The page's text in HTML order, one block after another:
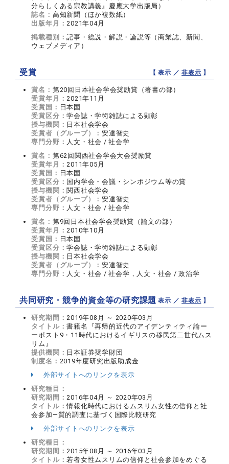
分らしくある宗教講義』慶應大学出版局）
誌名： 高知新聞（ほか複数紙）
出版年月：2021年04月
掲載種別：記事・総説・解説・論説等（商業誌、新聞、
ウェブメディア）
受賞 【 表示 ／非表示 】
賞名： 第20回日本社会学会奨励賞（著書の部）
受賞年月：2021年11月
受賞国： 日本国
受賞区分：学会誌・学術雑誌による顕彰
授与機関： 日本社会学会
受賞者（グループ）：安達智史
専門分野： 人文・社会 / 社会学
賞名： 第62回関西社会学会大会奨励賞
受賞年月：2011年05月
受賞国： 日本国
受賞区分： 国内学会・会議・シンポジウム等の賞
授与機関： 関西社会学会
受賞者（グループ）：安達智史
専門分野： 人文・社会 / 社会学
賞名： 第9回日本社会学会奨励賞（論文の部）
受賞年月：2010年10月
受賞国： 日本国
受賞区分：学会誌・学術雑誌による顕彰
授与機関： 日本社会学会
受賞者（グループ）：安達智史
専門分野： 人文・社会 / 社会学，人文・社会 / 政治学
共同研究・競争的資金等の研究課題【 表示 ／非表示 】
研究期間：2019年08月 ～ 2020年03月
タイトル：書籍名『再帰的近代のアイデンティティ論ー
ーポスト9・11時代におけるイギリスの移民第二世代ムス
リム』
提供機関： 日本証券奨学財団
制度名： 2019年度研究出版助成金
外部サイトへのリンクを表示
研究種目：
研究期間：2016年04月 ～ 2020年03月
タイトル：情報化時代におけるムスリム女性の信仰と社
会参加―質的調査に基づく国際比較研究
外部サイトへのリンクを表示
研究種目：
研究期間：2015年08月 ～ 2016年03月
タイトル：若者女性ムスリムの信仰と社会参加をめぐる